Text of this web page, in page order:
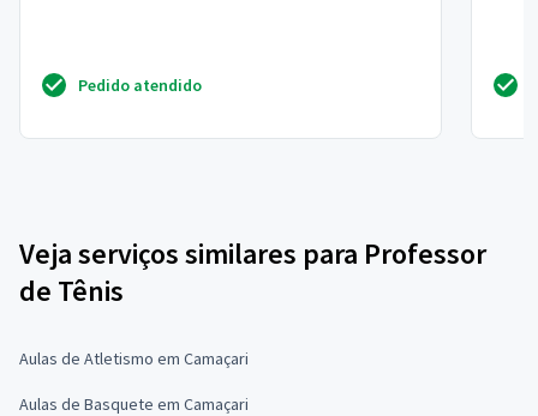
Pedido atendido
Veja serviços similares para Professor
de Tênis
Aulas de Atletismo em Camaçari
Aulas de Basquete em Camaçari